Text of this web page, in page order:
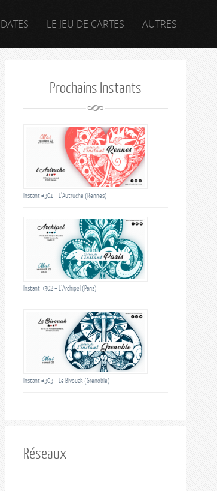
LE JEU DE CARTES AUTRES
Prochains Instants
Instant #301 – L’Autruche (Rennes)
Instant #302 – L’Archipel (Paris)
Instant #303 – Le Bivouak (Grenoble)
Réseaux